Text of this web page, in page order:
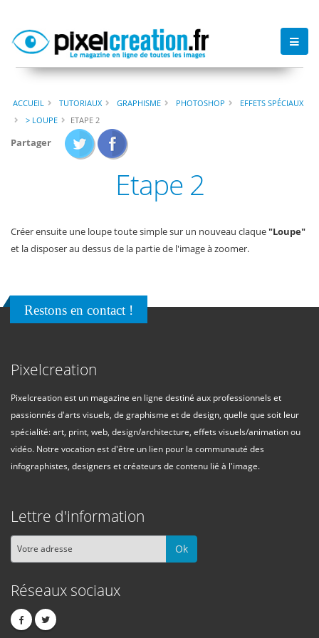
ACCUEIL TUTORIAUX GRAPHISME PHOTOSHOP
EFFETS SPÉCIAUX
> LOUPE
ETAPE 2
Partager
Etape 2
Créer ensuite une loupe toute simple sur un nouveau claque"Loupe"
et la disposer au dessus de la partie de l'image à zoomer.
Restons en contact !
Pixelcreation
Pixelcreation est un magazine en ligne destiné aux professionnels et
passionnés d'arts visuels, de graphisme et de design, quelle que soit leur
spécialité: art, print, web, design/architecture, effets visuels/animation ou
vidéo. Notre vocation est d'être un lien pour la communauté des
infographistes, designers et créateurs de contenu lié à l'image.
Lettre d'information
Ok
Réseaux sociaux